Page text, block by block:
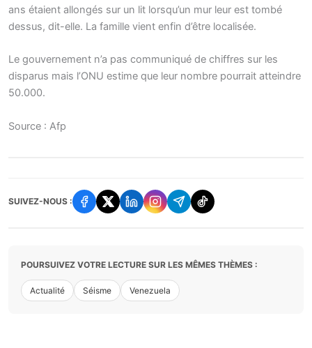
ans étaient allongés sur un lit lorsqu’un mur leur est tombé
dessus, dit-elle. La famille vient enfin d’être localisée.
Le gouvernement n’a pas communiqué de chiffres sur les
disparus mais l’ONU estime que leur nombre pourrait atteindre
50.000.
Source : Afp
SUIVEZ-NOUS :
POURSUIVEZ VOTRE LECTURE SUR LES MÊMES THÈMES :
Actualité Séisme Venezuela